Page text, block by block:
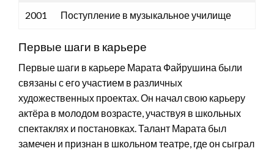
2001 Поступление в музыкальное училище
Первые шаги в карьере
Первые шаги в карьере Марата Файрушина были
связаны с его участием в различных
художественных проектах. Он начал свою карьеру
актёра в молодом возрасте, участвуя в школьных
спектаклях и постановках. Талант Марата был
замечен и признан в школьном театре, где он сыграл